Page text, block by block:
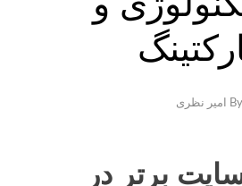
امیر نظری
۵ وبسایت برتر در